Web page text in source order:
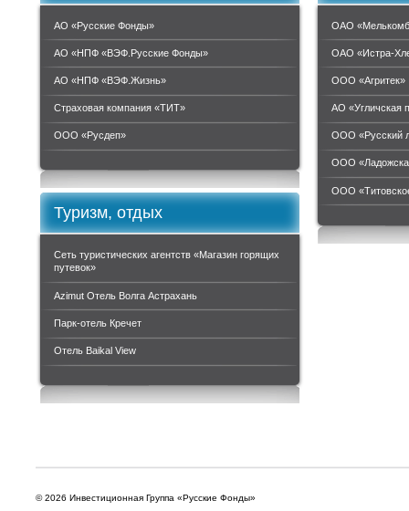
АО «Русские Фонды»
АО «НПФ «ВЭФ.Русские Фонды»
АО «НПФ «ВЭФ.Жизнь»
Страховая компания «ТИТ»
ООО «Руcдеп»
ОАО
ОАО «Истра-
ООО «Агритек»
АО «Угличская
ООО «Русский
ООО
ООО
Туризм, отдых
Сеть туристических агентств «Магазин горящих
путевок»
Azimut Отель Волга Астрахань
Парк-отель Кречет
Отель Baikal View
© 2026 Инвестиционная Группа «Русские Фонды»